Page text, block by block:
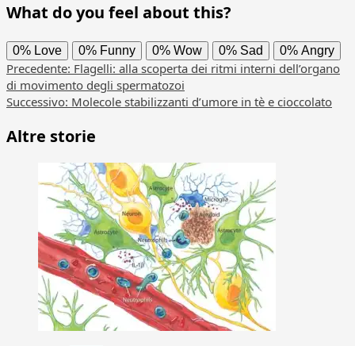
What do you feel about this?
0% Love 0% Funny 0% Wow 0% Sad 0% Angry
Navigazione
articolo
Precedente: Flagelli: alla scoperta dei ritmi interni dell’organo
di movimento degli spermatozoi
Successivo: Molecole stabilizzanti d’umore in tè e cioccolato
Altre storie